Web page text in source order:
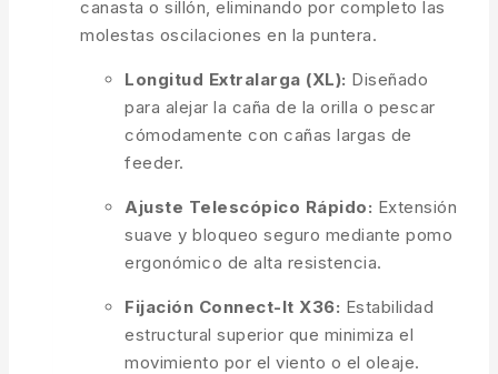
canasta o sillón, eliminando por completo las
molestas oscilaciones en la puntera.
Longitud Extralarga (XL): Diseñado
para alejar la caña de la orilla o pescar
cómodamente con cañas largas de
feeder.
Ajuste Telescópico Rápido: Extensión
suave y bloqueo seguro mediante pomo
ergonómico de alta resistencia.
Fijación Connect-It X36: Estabilidad
estructural superior que minimiza el
movimiento por el viento o el oleaje.